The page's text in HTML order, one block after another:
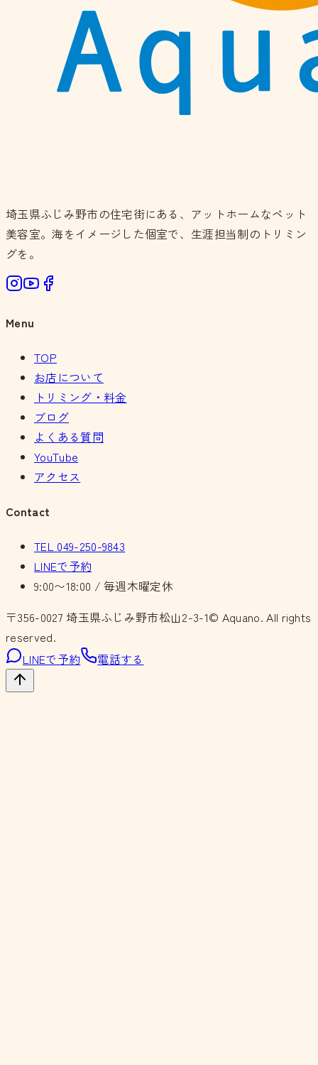
埼玉県ふじみ野市の住宅街にある、アットホームなペット
美容室。海をイメージした個室で、生涯担当制のトリミン
グを。
Menu
TOP
お店について
トリミング・料金
ブログ
よくある質問
YouTube
アクセス
Contact
TEL 049-250-9843
LINEで予約
9:00〜18:00 / 毎週木曜定休
〒356-0027 埼玉県ふじみ野市松山2-3-1© Aquano. All rights
reserved.
LINEで予約
電話する